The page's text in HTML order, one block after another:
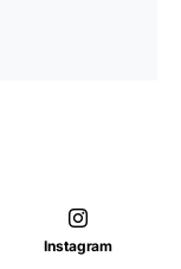
Instagram